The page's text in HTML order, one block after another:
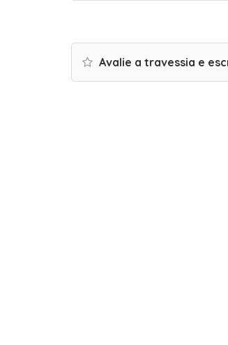
Avalie a travessia e